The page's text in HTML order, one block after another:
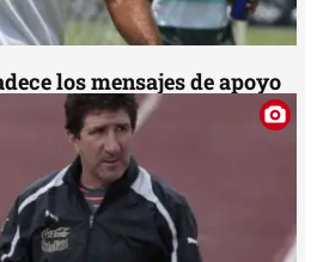
los mensajes de apoyo